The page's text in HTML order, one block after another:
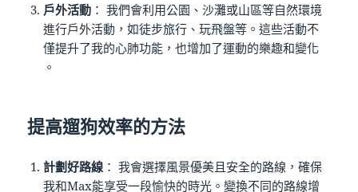
戶外活動 ： 我們會利用公園、沙灘或山區等自然環境
進行戶外活動，如徒步旅行、玩飛盤等。這些活動不
僅提升了我的心肺功能，也增加了運動的樂趣和變化
。
提高遛狗效率的方法
計劃好路線 ： 我會選擇風景優美且安全的路線，確保
我和Max能享受一段愉快的時光。變換不同的路線增